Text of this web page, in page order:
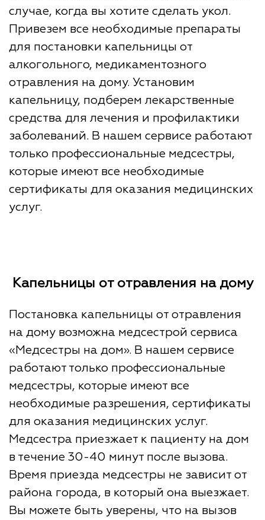
случае, когда вы хотите сделать укол.
Привезем все необходимые препараты
для постановки капельницы от
алкогольного, медикаментозного
отравления на дому. Установим
капельницу, подберем лекарственные
средства для лечения и профилактики
заболеваний. В нашем сервисе работают
только профессиональные медсестры,
которые имеют все необходимые
сертификаты для оказания медицинских
услуг.
Капельницы от отравления на дому
Постановка капельницы от отравления
на дому возможна медсестрой сервиса
«Медсестры на дом». В нашем сервисе
работают только профессиональные
медсестры, которые имеют все
необходимые разрешения, сертификаты
для оказания медицинских услуг.
Медсестра приезжает к пациенту на дом
в течение 30-40 минут после вызова.
Время приезда медсестры не зависит от
района города, в который она выезжает.
Вы можете быть уверены, что на вызов